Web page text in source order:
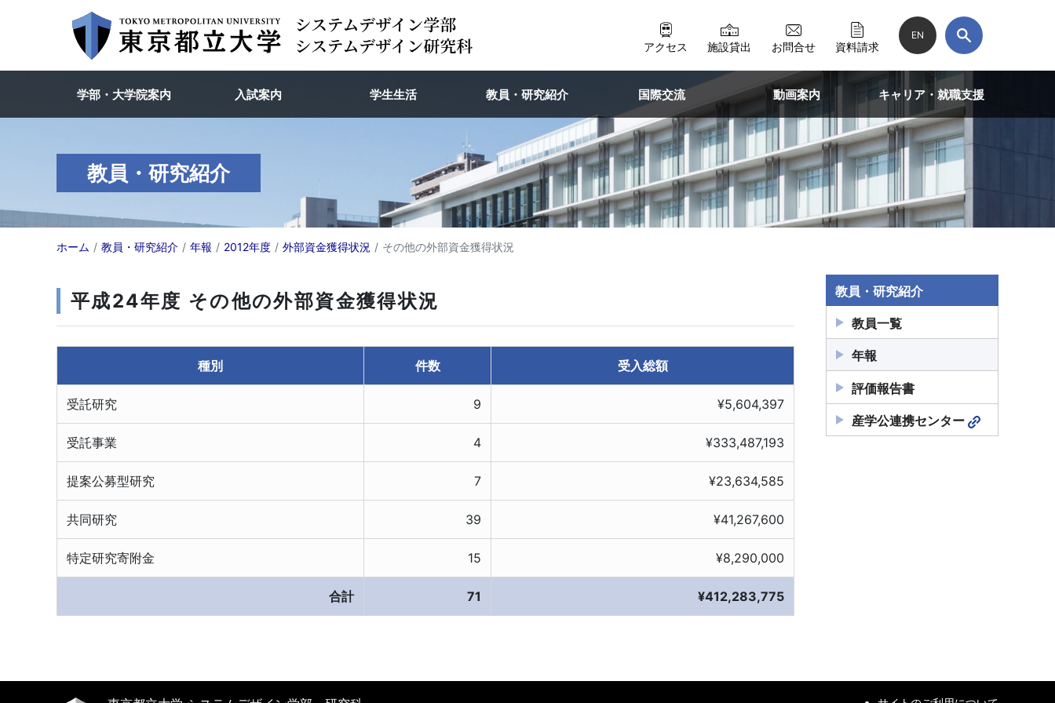
アクセス 施設貸出 お問合せ 資料請求
EN
学部・大学院案内 入試案内 学生生活 教員・研究紹介 国際交流 動画案内 キャリア・就職支援
教員・研究紹介
ホーム 教員・研究紹介 年報 2012年度 外部資金獲得状況 その他の外部資金獲得状況
平成24年度 その他の外部資金獲得状況
種別 件数 受入総額
合計 71 ¥412,283,775
受託研究 9 ¥5,604,397
受託事業 4 ¥333,487,193
提案公募型研究 7 ¥23,634,585
共同研究 39 ¥41,267,600
特定研究寄附金 15 ¥8,290,000
教員・研究紹介
教員一覧
年報
評価報告書
産学公連携センター